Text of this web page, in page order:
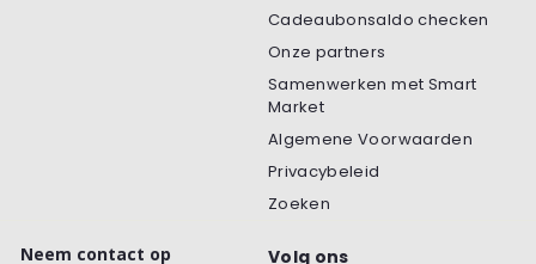
Cadeaubonsaldo checken
Onze partners
Samenwerken met Smart
Market
Algemene Voorwaarden
Privacybeleid
Zoeken
Neem contact op Volg ons